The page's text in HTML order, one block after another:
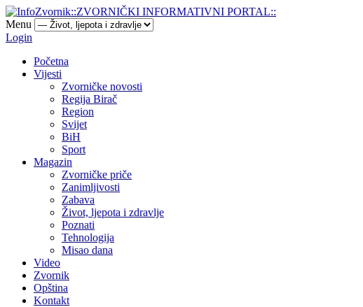
Menu
Login
Početna
Vijesti
Zvorničke novosti
Regija Birač
Region
Svijet
BiH
Sport
Magazin
Zvorničke priče
Zanimljivosti
Zabava
Život, ljepota i zdravlje
Poznati
Tehnologija
Misao dana
Video
Zvornik
Opština
Kontakt